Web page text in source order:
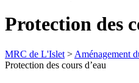
Protection des
MRC de L'Islet > Aménagement
Protection des cours d’eau